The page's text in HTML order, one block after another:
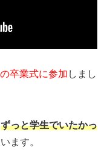
卒業式に参加 しまし
ずっと学生でいたかっ
ます。